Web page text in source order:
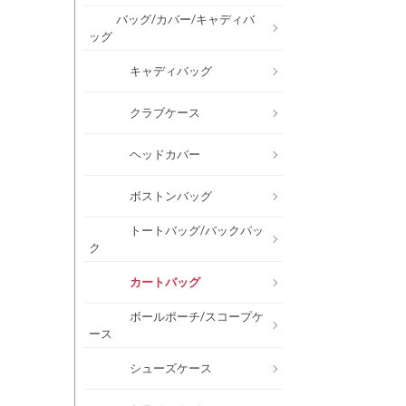
バッグ/カバー/キャディバ
ッグ
キャディバッグ
クラブケース
ヘッドカバー
ボストンバッグ
トートバッグ/バックパッ
ク
カートバッグ
ボールポーチ/スコープケ
ース
シューズケース